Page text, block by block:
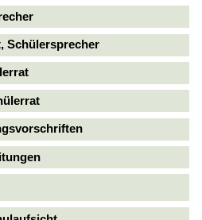
Schülersprecher